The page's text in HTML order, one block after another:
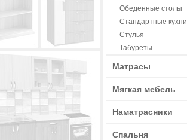
Обеденные столы
Стандартные кухни
Стулья
Табуреты
Матрасы
Мягкая мебель
Наматрасники
Спальня